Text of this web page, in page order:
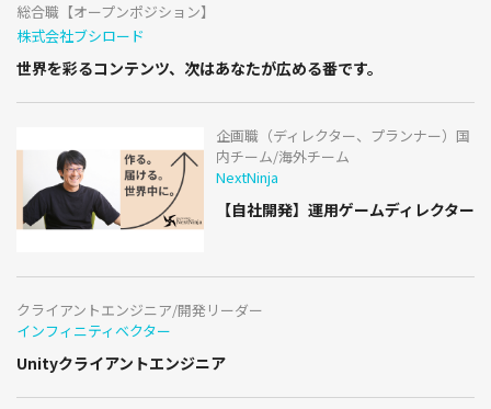
総合職【オープンポジション】
株式会社ブシロード
世界を彩るコンテンツ、次はあなたが広める番です。
企画職（ディレクター、プランナー）国
内チーム/海外チーム
NextNinja
【自社開発】運用ゲームディレクター
クライアントエンジニア/開発リーダー
インフィニティベクター
Unityクライアントエンジニア